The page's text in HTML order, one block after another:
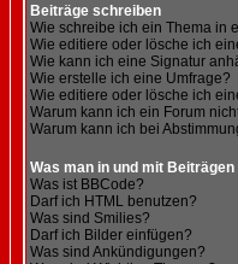
Beiträge schreiben
Wie schreibe ich ein Thema in
Wie editiere oder lösche ich
Wie kann ich eine Signatur
Wie erstelle ich eine Umfrage?
Wie editiere oder lösche ich
Warum kann ich ein Forum
Warum kann ich bei
Was man in und mit Beiträgen
Was ist BBCode?
Darf ich HTML benutzen?
Was sind Smilies?
Darf ich Bilder einfügen?
Was sind Ankündigungen?